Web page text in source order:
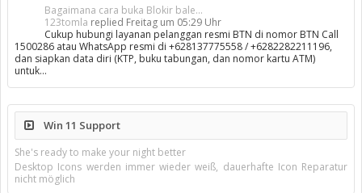
Bagaimana cara buka Blokir bale...
123tomla replied Freitag um 05:29 Uhr
Cukup hubungi layanan pelanggan resmi BTN di nomor BTN Call
1500286 atau WhatsApp resmi di +628137775558 / +6282282211196,
dan siapkan data diri (KTP, buku tabungan, dan nomor kartu ATM)
untuk…
Win 11 Support
She's ready to make your night better
Desktop Icons werden immer wieder weiß, dauerhafte Icon Reparatur
nicht möglich